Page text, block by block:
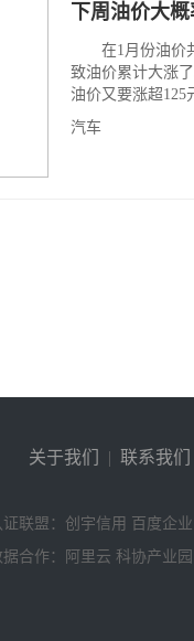
下周油价大
在1月份油价共
致油价累计大涨
油价又要涨超125
汽车
关于我们 | 联系我们
证联盟：创宇信用 百度企业
据合作：阿里云 科协产业园